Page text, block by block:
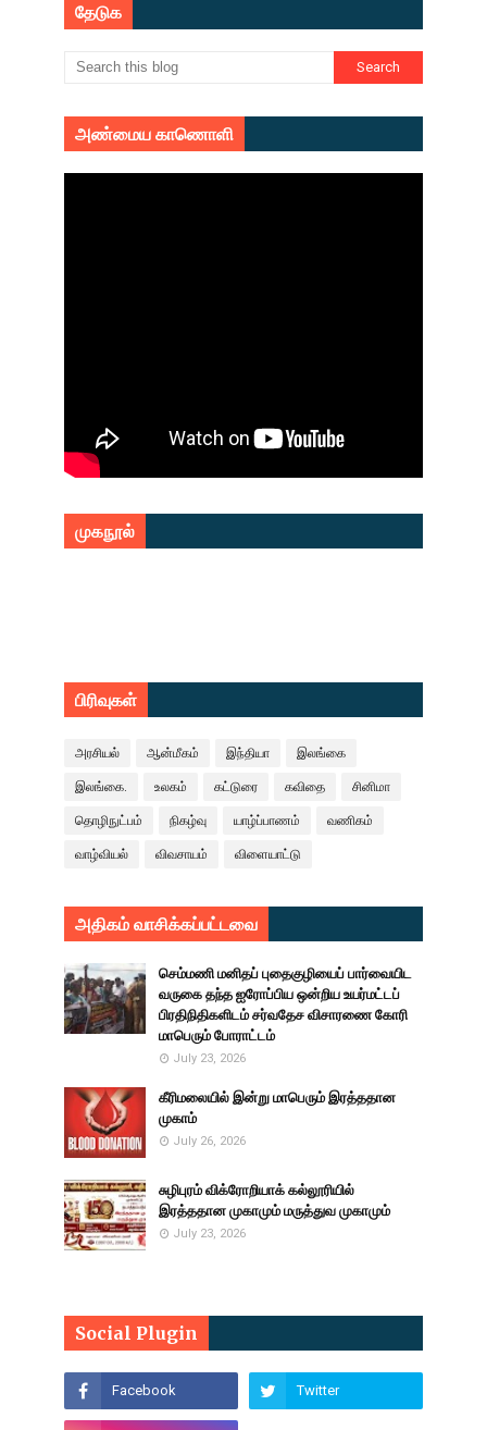
தேடுக
அண்மைய காணொளி
முகநூல்
பிரிவுகள்
அரசியல் ஆன்மீகம் இந்தியா இலங்கை
இலங்கை. உலகம் கட்டுரை கவிதை சினிமா
தொழிநுட்பம் நிகழ்வு யாழ்ப்பாணம் வணிகம்
வாழ்வியல் விவசாயம் விளையாட்டு
அதிகம் வாசிக்கப்பட்டவை
செம்மணி மனிதப் புதைகுழியைப் பார்வையிட
வருகை தந்த ஐரோப்பிய ஒன்றிய உயர்மட்டப்
பிரதிநிதிகளிடம் சர்வதேச விசாரணை கோரி
மாபெரும் போராட்டம்
July 23, 2026
கீரிமலையில் இன்று மாபெரும் இரத்ததான
முகாம்
July 26, 2026
சுழிபுரம் விக்ரோறியாக் கல்லூரியில்
இரத்ததான முகாமும் மருத்துவ முகாமும்
July 23, 2026
Social Plugin